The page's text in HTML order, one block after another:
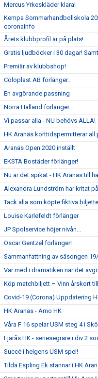
Mercus Yrkeskläder klara!
Kempa Sommarhandbollskola
coronainfo
Årets klubbprofil är på plats!
Gratis ljudböcker i 30 dagar!
Premiär av klubbshop!
Coloplast AB förlänger..
En avgörande passning
Norra Halland förlänger...
Vi passar alla - NU behövs ALLA!
HK Aranäs korttidspermitterar all
Aranäs Open 2020 inställt
EKSTA Bostäder förlänger!
Nu är det spikat - HK Aranäs till
Alexandra Lundström har kritat
Tack alla som köpte fiktiva
Louise Karlefeldt förlänger
JP Spolservice höjer nivån...
Oscar Gentzel förlänger!
Sammanfattning av säsongen
Var med i dramatiken när det
Köp matchbiljett – Vinn årskort
Covid-19 (Corona) Uppdatering
HK Aranäs - Amo HK
Våra F 16 spelar USM steg 4 i
Fjärås HK - seriesegrare i div 2
Succé i helgens USM spel!
Tilda Espling Ek stannar i HK